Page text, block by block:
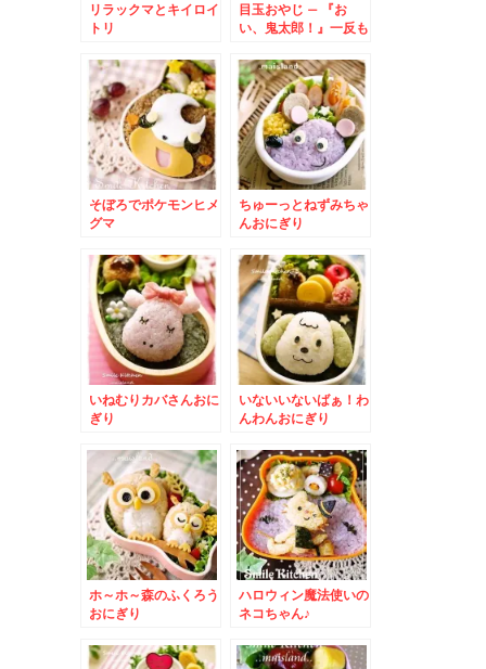
リラックマとキイロイ
トリ
目玉おやじ – 『お
い、鬼太郎！』一反も
そぼろでポケモンヒメ
グマ
ちゅーっとねずみちゃ
んおにぎり
いねむりカバさんおに
ぎり
いないいないばぁ！わ
んわんおにぎり
ホ～ホ～森のふくろう
おにぎり
ハロウィン魔法使いの
ネコちゃん♪